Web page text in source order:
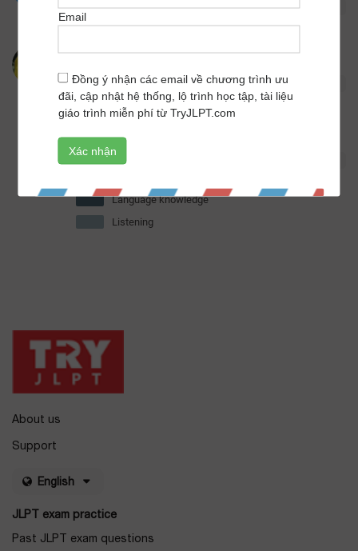
Email
Đồng ý nhận các email về chương trình ưu
đãi, cập nhật hệ thống, lộ trình học tập, tài liệu
giáo trình miễn phí từ TryJLPT.com
103 54
103 47
Hana Moon
Total:148/180 points
Language knowledge
Listening
About us
Support
English
JLPT exam practice
Past JLPT exam questions